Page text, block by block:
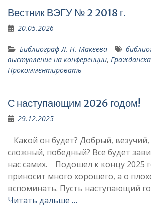
Вестник ВЭГУ № 2 2018 г.
20.05.2026
Библиограф Л. Н. Макеева
выступление на конференции,
Прокомментировать
С наступающим 2026 годом!
29.12.2025
Какой он будет? Добрый, везучий,
сложный, победный? Все будет
нас самих. Подошел к концу 2025
приносит много хорошего, а о
вспоминать. Пусть наступающий
Читать дальше …